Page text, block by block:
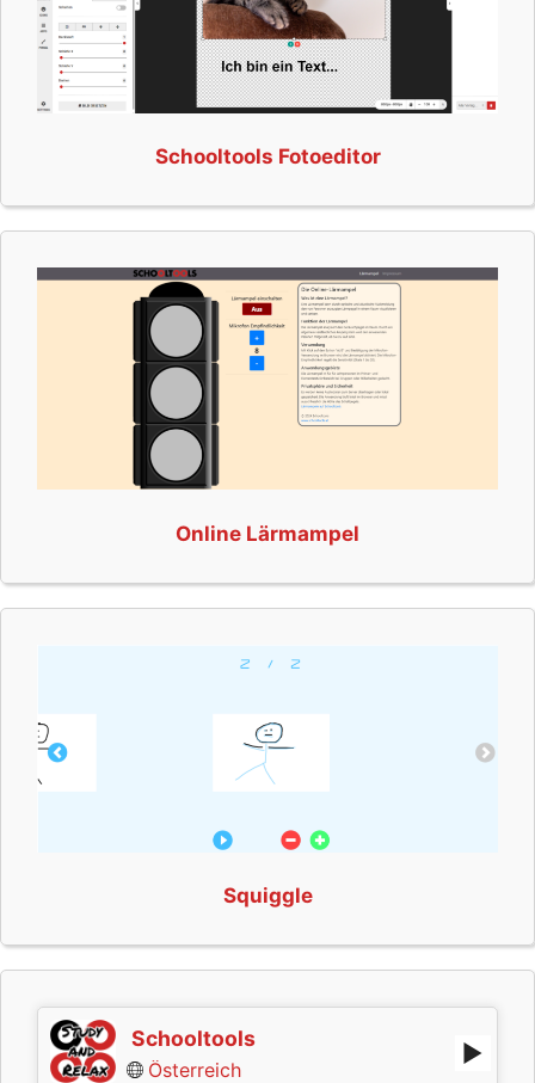
Schooltools Fotoeditor
Online Lärmampel
Squiggle
Schooltools
Österreich